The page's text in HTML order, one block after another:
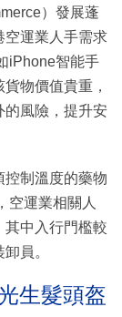
）發展蓬
空運業人手需求
iPhone智能手
物價值貴重，
的風險，提升安
控制溫度的藥物
空運業相關人
其中入行門檻較
員。
生髮頭盔